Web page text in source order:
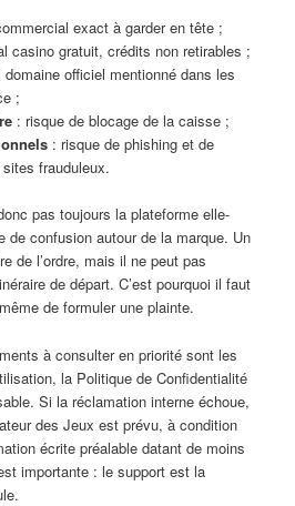
exact à garder en tête ;
casino gratuit, crédits non retirables ;
officiel mentionné dans les
;
: risque de blocage de la caisse ;
: risque de phishing et de
frauduleux.
pas toujours la plateforme elle-
de confusion autour de la marque. Un
de l’ordre, mais il ne peut pas
de départ. C’est pourquoi il faut
de formuler une plainte.
à consulter en priorité sont les
la Politique de Confidentialité
Si la réclamation interne échoue,
des Jeux est prévu, à condition
écrite préalable datant de moins
importante : le support est la